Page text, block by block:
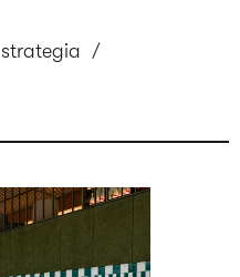
strategia /